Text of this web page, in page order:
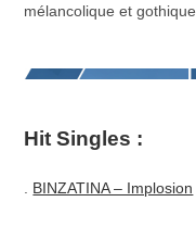
mélancolique et gothique.
Hit Singles :
BINZATINA – Implosion